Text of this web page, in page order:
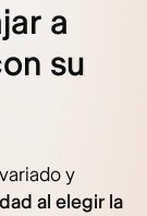
a
su
y
al elegir la